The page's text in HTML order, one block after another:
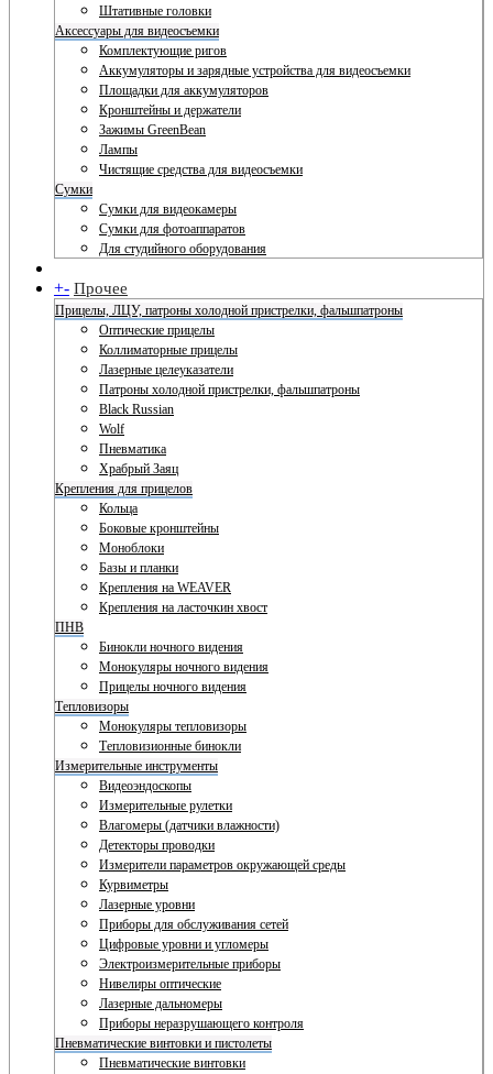
Штативные головки
Аксессуары для видеосъемки
Комплектующие ригов
Аккумуляторы и зарядные устройства для видеосъемки
Площадки для аккумуляторов
Кронштейны и держатели
Зажимы GreenBean
Лампы
Чистящие средства для видеосъемки
Сумки
Сумки для видеокамеры
Сумки для фотоаппаратов
Для студийного оборудования
+- Прочее
Прицелы, ЛЦУ, патроны холодной пристрелки, фальшпатроны
Оптические прицелы
Коллиматорные прицелы
Лазерные целеуказатели
Патроны холодной пристрелки, фальшпатроны
Black Russian
Wolf
Пневматика
Храбрый Заяц
Крепления для прицелов
Кольца
Боковые кронштейны
Моноблоки
Базы и планки
Крепления на WEAVER
Крепления на ласточкин хвост
ПНВ
Бинокли ночного видения
Монокуляры ночного видения
Прицелы ночного видения
Тепловизоры
Монокуляры тепловизоры
Тепловизионные бинокли
Измерительные инструменты
Видеоэндоскопы
Измерительные рулетки
Влагомеры (датчики влажности)
Детекторы проводки
Измерители параметров окружающей среды
Курвиметры
Лазерные уровни
Приборы для обслуживания сетей
Цифровые уровни и угломеры
Электроизмерительные приборы
Нивелиры оптические
Лазерные дальномеры
Приборы неразрушающего контроля
Пневматические винтовки и пистолеты
Пневматические винтовки